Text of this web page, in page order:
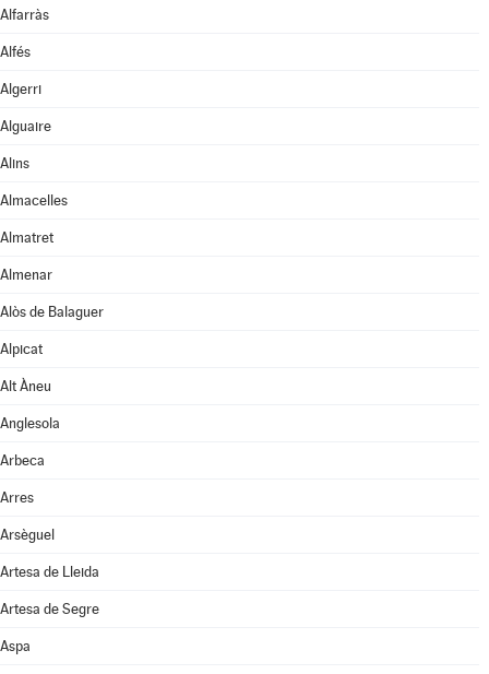
Alfarràs
Alfés
Algerri
Alguaire
Alins
Almacelles
Almatret
Almenar
Alòs de Balaguer
Alpicat
Alt Àneu
Anglesola
Arbeca
Arres
Arsèguel
Artesa de Lleida
Artesa de Segre
Aspa